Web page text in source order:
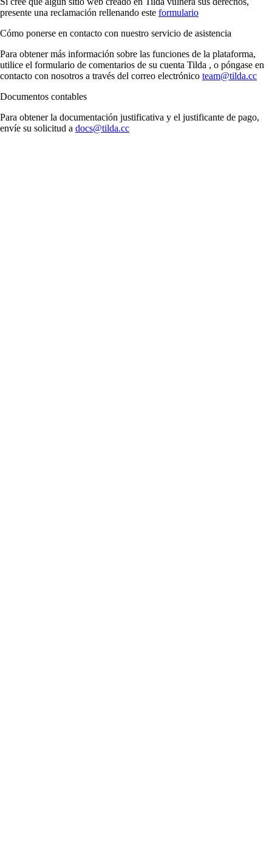
presente una reclamación rellenando este formulario
Cómo ponerse en contacto con nuestro servicio de asistencia
Para obtener más información sobre las funciones de la plataforma,
utilice el formulario de comentarios de su cuenta Tilda , o póngase en
contacto con nosotros a través del correo electrónico team@tilda.cc
Documentos contables
Para obtener la documentación justificativa y el justificante de pago,
envíe su solicitud a docs@tilda.cc